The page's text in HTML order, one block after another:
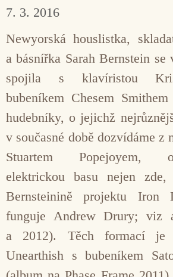
7. 3. 2016
Newyorská houslistka,
a básnířka Sarah Bernstein se
spojila s klavíristou
bubeníkem Chesem
hudebníky, o jejichž
v současné době dozvídáme z
Stuartem Popejoyem,
elektrickou basu nejen
Bernsteinině projektu Iron
funguje Andrew Drury; viz
a 2012). Těch formací je
Unearthish s bubeníkem